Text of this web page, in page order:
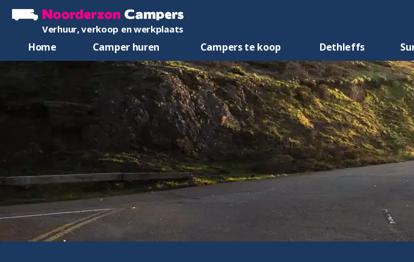
Verhuur, verkoop en werkplaats
Home Camper huren Campers te koop Dethleffs